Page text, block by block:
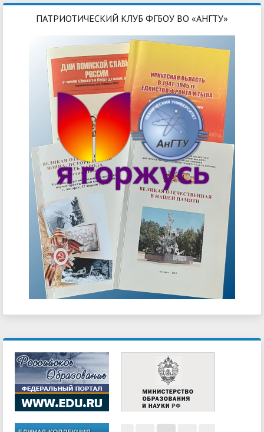
ПАТРИОТИЧЕСКИЙ КЛУБ ФГБОУ ВО «АНГТУ»